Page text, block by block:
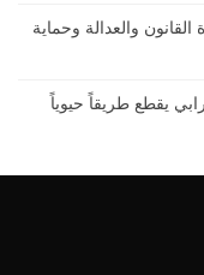
والعدالة وحماية
يقطع طريقاً حيوياً